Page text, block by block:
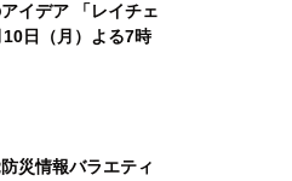
イデア 「レイチェ
日（月）よる7時
災情報バラエティ